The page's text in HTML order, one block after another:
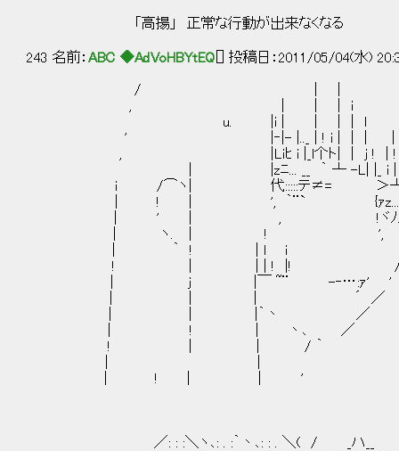
「高揚」 正常な行動が出来なくなる
243 名前： ABC ◆AdVoHBYtEQ [] 投稿日：2011/05/04(水)
/ | |
, | | | i
u. |i | | | |
' |‐|- |.._ | ! i | | | |
, |Liﾋ i |_l个ト| | j !
｜ |zﾆ... __ ｀ ┴ -L| |_ i |
i /⌒ヽ| 代:::::テ≠= ＞
| ! | ', ｀¨` {ｧz...__{ !
｜ ' | , !ヾﾉ..` 7
| ヽ. ｜ ! ', /
| ｀ ! | l i ′ !
! | | | ! |!
｜ j |￣ ~¨ -‐…:
| | | ´ ／ |
| | |｀丶 ／ |
| ! | 丶､ ／ |_|
! | ｜ / ｀
| ! | | '
／: : :＼ヽ､: . :｀丶､: : . ＼( / _ハ__